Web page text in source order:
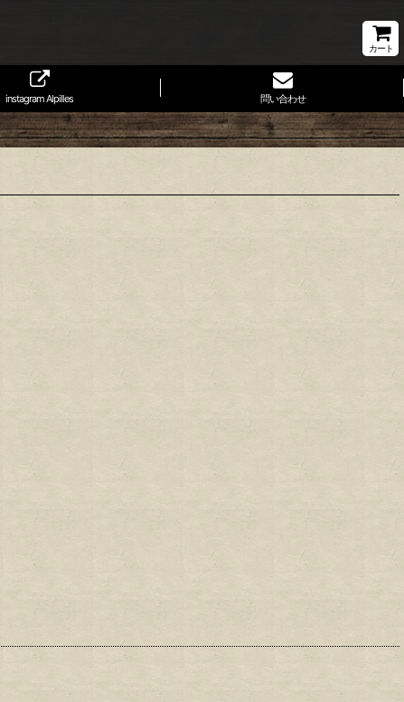
カート
instagram Alpilles 問い合わせ